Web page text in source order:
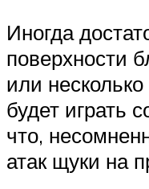
Иногда
поверхности
или
будет играть
что,
атак щуки на